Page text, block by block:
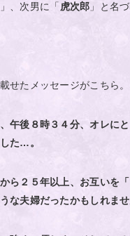
」、次男に「 虎次郎 」と名
せたメッセージがこちら。
午後８時３４分、オレに
た…。
ら２５年以上、お互いを
な夫婦だったかもしれませ